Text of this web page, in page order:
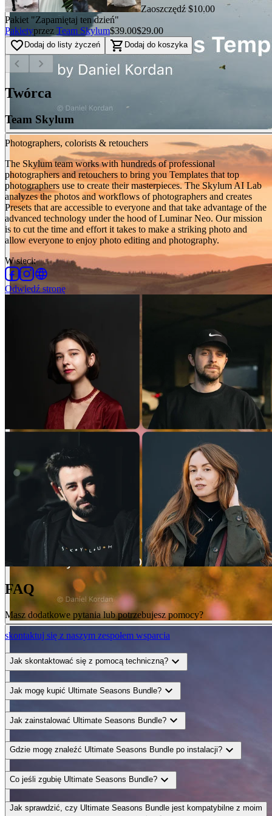
Zaoszczędź $10.00
Pakiet "Zapamiętaj ten dzień"
Pakietyprzez Team Skylum$39.00$29.00
favorite_border Dodaj do listy życzeń shopping_cart Dodaj do koszyka
chevron_left chevron_right
Twórca
Team Skylum
Photographers, colorists & retouchers
The Skylum team works with hundreds of professional
photographers and retouchers to bring you Templates that top
photographers use to create their masterpieces. The Skylum AI Lab
analyzes the photos and workflows of photographers and creates
Presets that are accessible to everyone and that take advantage of the
advanced technology under the hood of Luminar Neo. Our mission
is to cut the time and effort it takes to make a striking photo and
allow everyone to enjoy photo editing and photography.
W sieci:
Odwiedź stronę
FAQ
Masz dodatkowe pytania lub potrzebujesz pomocy?
skontaktuj się z naszym zespołem wsparcia
Jak skontaktować się z pomocą techniczną? expand_more
Jak mogę kupić Ultimate Seasons Bundle? expand_more
Jak zainstalować Ultimate Seasons Bundle? expand_more
Gdzie mogę znaleźć Ultimate Seasons Bundle po instalacji? expand_more
Co jeśli zgubię Ultimate Seasons Bundle? expand_more
Jak sprawdzić, czy Ultimate Seasons Bundle jest kompatybilne z moim